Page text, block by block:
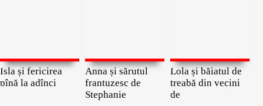
Isla și fericirea
pînă la adînci
Anna și sărutul
frantuzesc de
Stephanie
Lola și băiatul de
treabă din vecini
de